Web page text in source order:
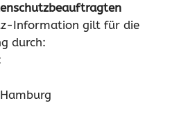
Information gilt für die
durch: